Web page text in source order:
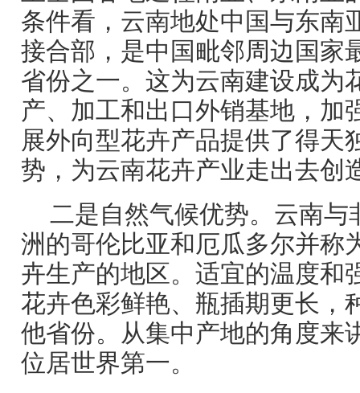
条件看，云南地处中国与东南
接合部，是中国毗邻周边国家
省份之一。这为云南建设成为
产、加工和出口外销基地，加
展外向型花卉产品提供了得天
势，为云南花卉产业走出去创
二是自然气候优势。云南与
洲的哥伦比亚和厄瓜多尔并称
卉生产的地区。适宜的温度和
花卉色彩鲜艳、瓶插期更长，
他省份。从集中产地的角度来
位居世界第一。